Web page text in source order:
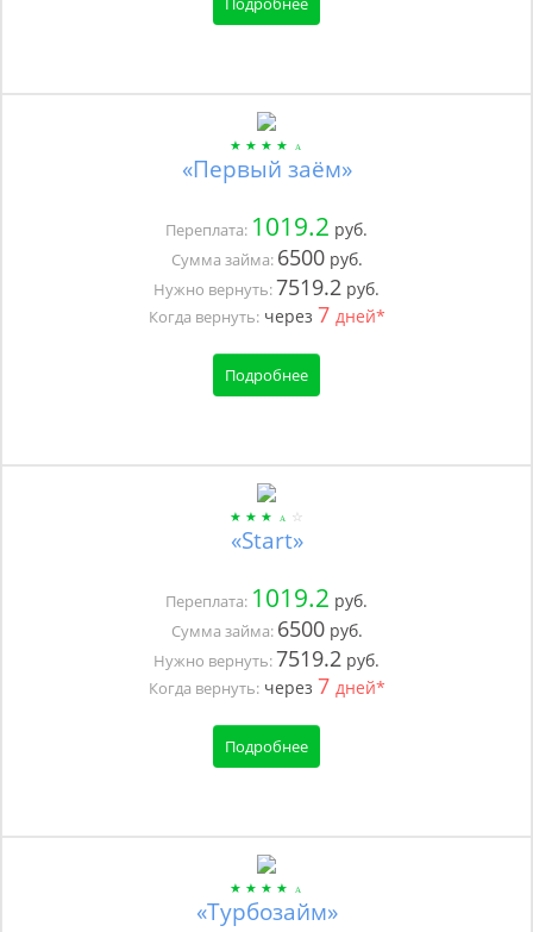
«Первый заём»
Переплата: 1019.2 руб.
Сумма займа: 6500руб.
Нужно вернуть:7519.2 руб.
Когда вернуть:через 7 дней*
Подробнее
«Start»
Переплата: 1019.2 руб.
Сумма займа: 6500руб.
Нужно вернуть:7519.2 руб.
Когда вернуть:через 7 дней*
Подробнее
«Турбозайм»